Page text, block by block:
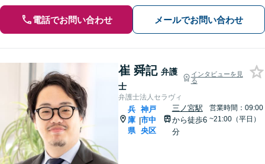
電話でお問い合わせ メールでお問い合わせ
崔 舜記 弁護
士
インタビューを見
る
弁護士法人セラヴィ
兵
庫
県
|
神戸
市中
央区
三ノ宮駅
から徒歩6
分
営業時間：09:00
~21:00（平日）